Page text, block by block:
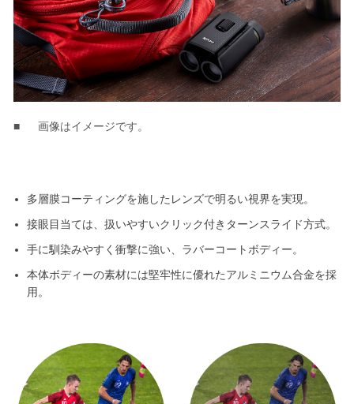
画像はイメージです。
多層膜コーティングを施したレンズで明るい視界を実現。
接眼目当ては、扱いやすいクリック付きターンスライド方式。
手に馴染みやすく衝撃に強い、ラバーコートボディー。
本体ボディーの素材には堅牢性に優れたアルミニウム合金を採
用。